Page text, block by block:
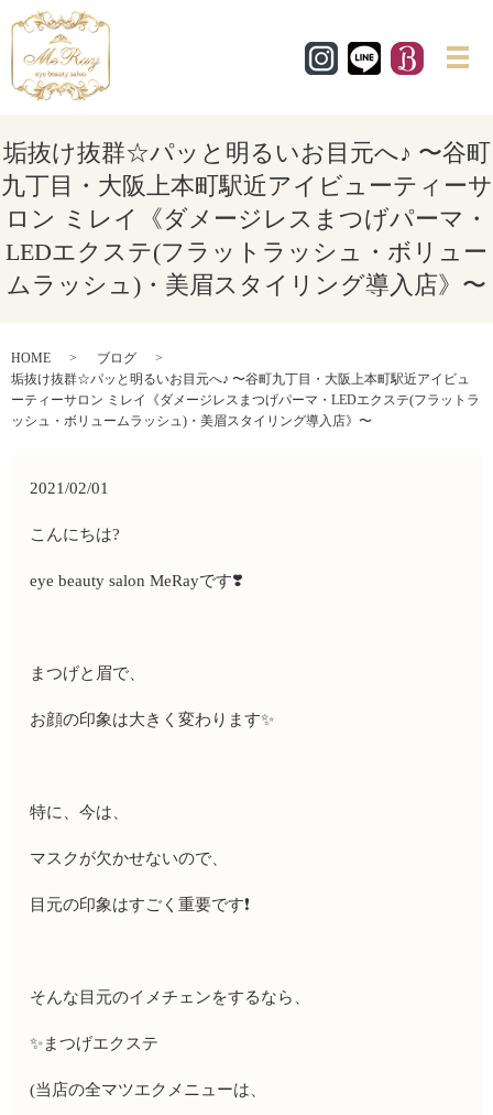
メ
垢抜け抜群☆パッと明るいお目元へ♪ 〜谷町
九丁目・大阪上本町駅近アイビューティーサ
ロン ミレイ《ダメージレスまつげパーマ・
LEDエクステ(フラットラッシュ・ボリュー
ムラッシュ)・美眉スタイリング導入店》〜
HOME
ブログ
垢抜け抜群☆パッと明るいお目元へ♪ 〜谷町九丁目・大阪上本町駅近アイビュ
ーティーサロン ミレイ《ダメージレスまつげパーマ・LEDエクステ(フラットラ
ッシュ・ボリュームラッシュ)・美眉スタイリング導入店》〜
2021/02/01
こんにちは?
eye beauty salon MeRayです❣️
まつげと眉で、
お顔の印象は大きく変わります✨
特に、今は、
マスクが欠かせないので、
目元の印象はすごく重要です❗️
そんな目元のイメチェンをするなら、
✨まつげエクステ
(当店の全マツエクメニューは、